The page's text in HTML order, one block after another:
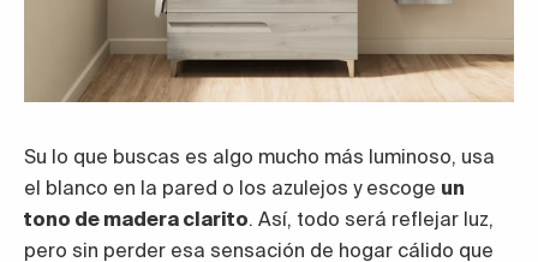
Su lo que buscas es algo mucho más luminoso, usa
el blanco en la pared o los azulejos y escoge un
tono de madera clarito. Así, todo será reflejar luz,
pero sin perder esa sensación de hogar cálido que